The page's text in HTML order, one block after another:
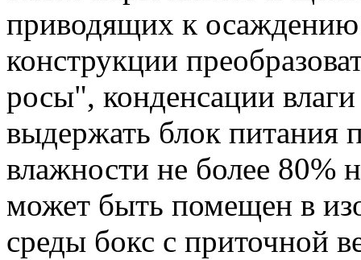
приводящих к осаждению
конструкции
росы", конденсации
выдержать блок питания
влажности не более 80%
может быть помещен в
среды бокс с приточной